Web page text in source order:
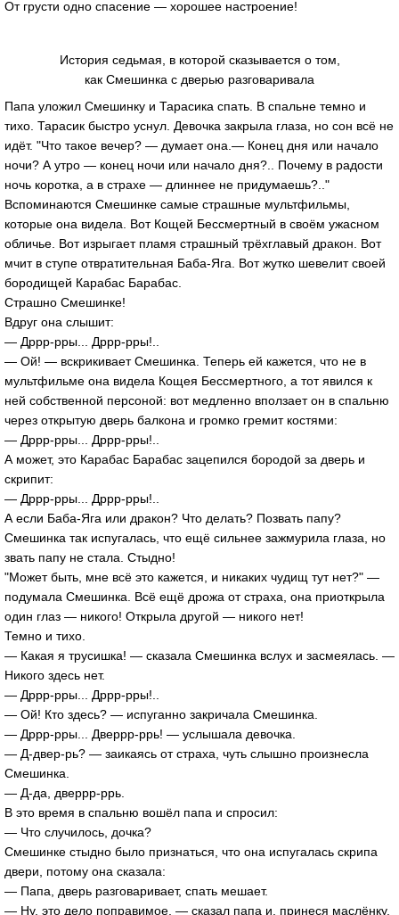
От грусти одно спасение — хорошее настроение!
История седьмая, в которой сказывается о том,
как Смешинка с дверью разговаривала
Папа уложил Смешинку и Тарасика спать. В спальне темно и
тихо. Тарасик быстро уснул. Девочка закрыла глаза, но сон всё не
идёт. "Что такое вечер? — думает она.— Конец дня или начало
ночи? А утро — конец ночи или начало дня?.. Почему в радости
ночь коротка, а в страхе — длиннее не придумаешь?.."
Вспоминаются Смешинке самые страшные мультфильмы,
которые она видела. Вот Кощей Бессмертный в своём ужасном
обличье. Вот изрыгает пламя страшный трёхглавый дракон. Вот
мчит в ступе отвратительная Баба-Яга. Вот жутко шевелит своей
бородищей Карабас Барабас.
Страшно Смешинке!
Вдруг она слышит:
— Дррр-рры... Дррр-рры!..
— Ой! — вскрикивает Смешинка. Теперь ей кажется, что не в
мультфильме она видела Кощея Бессмертного, а тот явился к
ней собственной персоной: вот медленно вползает он в спальню
через открытую дверь балкона и громко гремит костями:
— Дррр-рры... Дррр-рры!..
А может, это Карабас Барабас зацепился бородой за дверь и
скрипит:
— Дррр-рры... Дррр-рры!..
А если Баба-Яга или дракон? Что делать? Позвать папу?
Смешинка так испугалась, что ещё сильнее зажмурила глаза, но
звать папу не стала. Стыдно!
"Может быть, мне всё это кажется, и никаких чудищ тут нет?" —
подумала Смешинка. Всё ещё дрожа от страха, она приоткрыла
один глаз — никого! Открыла другой — никого нет!
Темно и тихо.
— Какая я трусишка! — сказала Смешинка вслух и засмеялась. —
Никого здесь нет.
— Дррр-рры... Дррр-рры!..
— Ой! Кто здесь? — испуганно закричала Смешинка.
— Дррр-рры... Дверрр-ррь! — услышала девочка.
— Д-двер-рь? — заикаясь от страха, чуть слышно произнесла
Смешинка.
— Д-да, дверрр-ррь.
В это время в спальню вошёл папа и спросил:
— Что случилось, дочка?
Смешинке стыдно было признаться, что она испугалась скрипа
двери, потому она сказала:
— Папа, дверь разговаривает, спать мешает.
— Ну, это дело поправимое, — сказал папа и, принеся маслёнку,